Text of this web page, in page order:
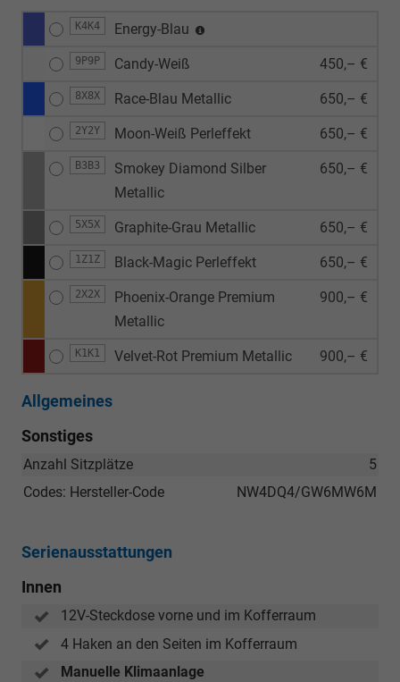
K4K4 Energy-Blau
9P9P Candy-Weiß 450,– €
8X8X Race-Blau Metallic 650,– €
2Y2Y Moon-Weiß Perleffekt 650,– €
B3B3
Smokey Diamond Silber
Metallic
650,– €
5X5X Graphite-Grau Metallic 650,– €
1Z1Z Black-Magic Perleffekt 650,– €
2X2X
Phoenix-Orange Premium
Metallic
900,– €
K1K1 Velvet-Rot Premium Metallic 900,– €
Allgemeines
Sonstiges
5
Anzahl Sitzplätze
NW4DQ4/GW6MW6M
Codes: Hersteller-Code
Serienausstattungen
Innen
12V-Steckdose vorne und im Kofferraum
4 Haken an den Seiten im Kofferraum
Manuelle Klimaanlage